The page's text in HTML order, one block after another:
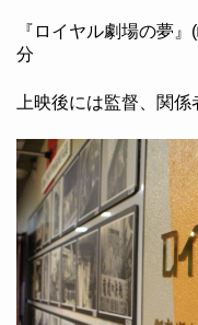
『ロイヤル劇場の夢
分
上映後には監督、関